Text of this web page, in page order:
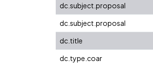
dc.subject.proposal
dc.subject.proposal
dc.title
dc.type.coar